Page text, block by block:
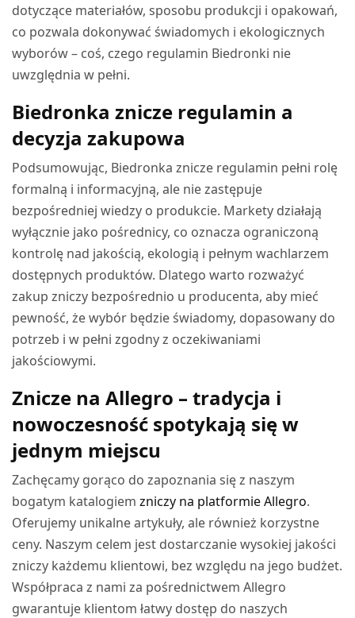
dotyczące materiałów, sposobu produkcji i opakowań,
co pozwala dokonywać świadomych i ekologicznych
wyborów – coś, czego regulamin Biedronki nie
uwzględnia w pełni.
Biedronka znicze regulamin a
decyzja zakupowa
Podsumowując, Biedronka znicze regulamin pełni rolę
formalną i informacyjną, ale nie zastępuje
bezpośredniej wiedzy o produkcie. Markety działają
wyłącznie jako pośrednicy, co oznacza ograniczoną
kontrolę nad jakością, ekologią i pełnym wachlarzem
dostępnych produktów. Dlatego warto rozważyć
zakup zniczy bezpośrednio u producenta, aby mieć
pewność, że wybór będzie świadomy, dopasowany do
potrzeb i w pełni zgodny z oczekiwaniami
jakościowymi.
Znicze na Allegro – tradycja i
nowoczesność spotykają się w
jednym miejscu
Zachęcamy gorąco do zapoznania się z naszym
bogatym katalogiemzniczy na platformie Allegro.
Oferujemy unikalne artykuły, ale również korzystne
ceny. Naszym celem jest dostarczanie wysokiej jakości
zniczy każdemu klientowi, bez względu na jego budżet.
Współpraca z nami za pośrednictwem Allegro
gwarantuje klientom łatwy dostęp do naszych